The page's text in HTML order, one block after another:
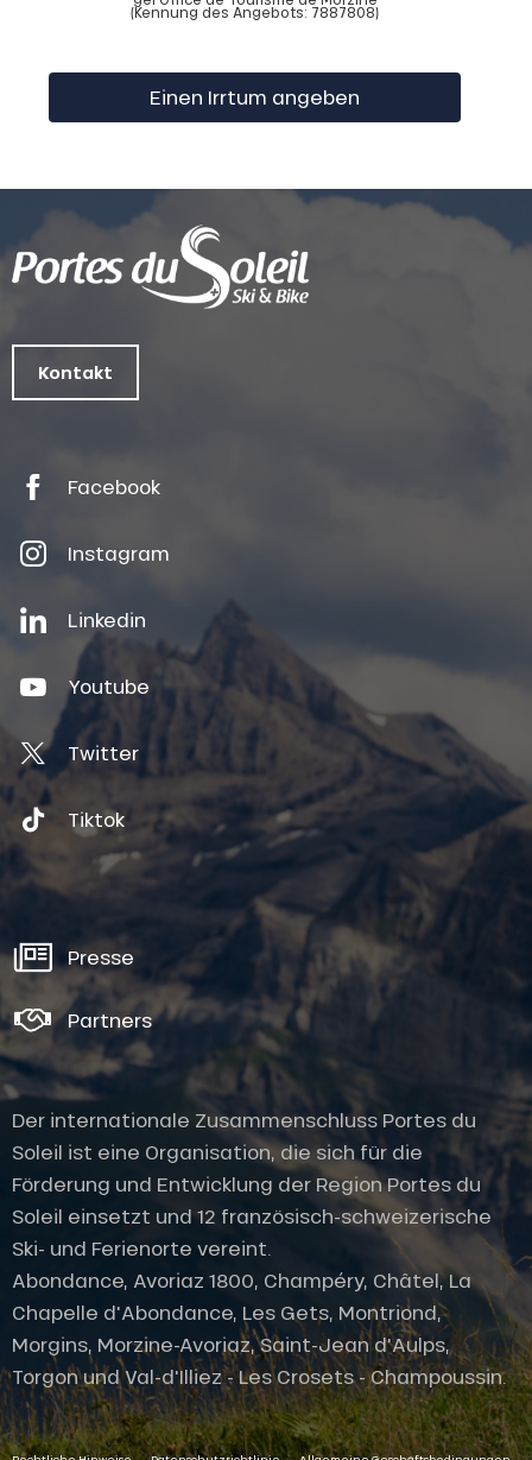
(Kennung des Angebots: 7887808)
Einen Irrtum angeben
Kontakt
Facebook
Instagram
Linkedin
Youtube
Twitter
Tiktok
Presse
Partners
Der internationale Zusammenschluss Portes du
Soleil ist eine Organisation, die sich für die
Förderung und Entwicklung der Region Portes du
Soleil einsetzt und 12 französisch-schweizerische
Ski- und Ferienorte vereint.
Abondance, Avoriaz 1800, Champéry, Châtel, La
Chapelle d'Abondance, Les Gets, Montriond,
Morgins, Morzine-Avoriaz, Saint-Jean d'Aulps,
Torgon und Val-d'Illiez - Les Crosets - Champoussin.